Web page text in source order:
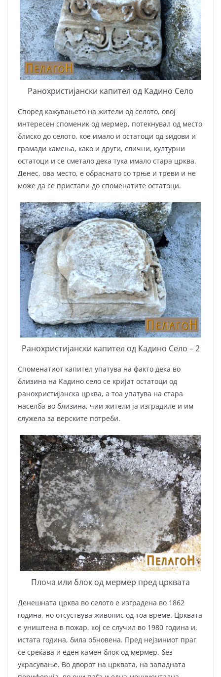
Ранохристијански капител од Кадино Село
Според кажувањето на жители од селото, овој
интересен споменик од мермер, потекнувал од место
блиско до селото, кое имало и остатоци од ѕидови и
грамади камења, како и други, слични, културни
остатоци и се сметало дека тука имало стара црква.
Денес, ова место, е обраснато со трње и треви и не
може да се пристапи до споменатите остатоци.
Ранохристијански капител од Кадино Село – 2
Споменатиот капител упатува на факто дека во
близина на Кадино село се кријат остатоци од
ранохристијанска црква, а тоа упатува на стара
населба во близина, чии жители ја изградиле и им
служела за верските потреби.
Плоча или блок од мермер пред црквата
Денешната црква во селото е изградена во 1862
година, но отсуствува живопис од тоа време. Црквата
е уништена в пожар, кој се случил во 1980 година и,
истата година, била обновена. Пред нејзиниот праг
се среќава и еден камен блок од мермер, без
украсување. Во дворот на црквата, на западната